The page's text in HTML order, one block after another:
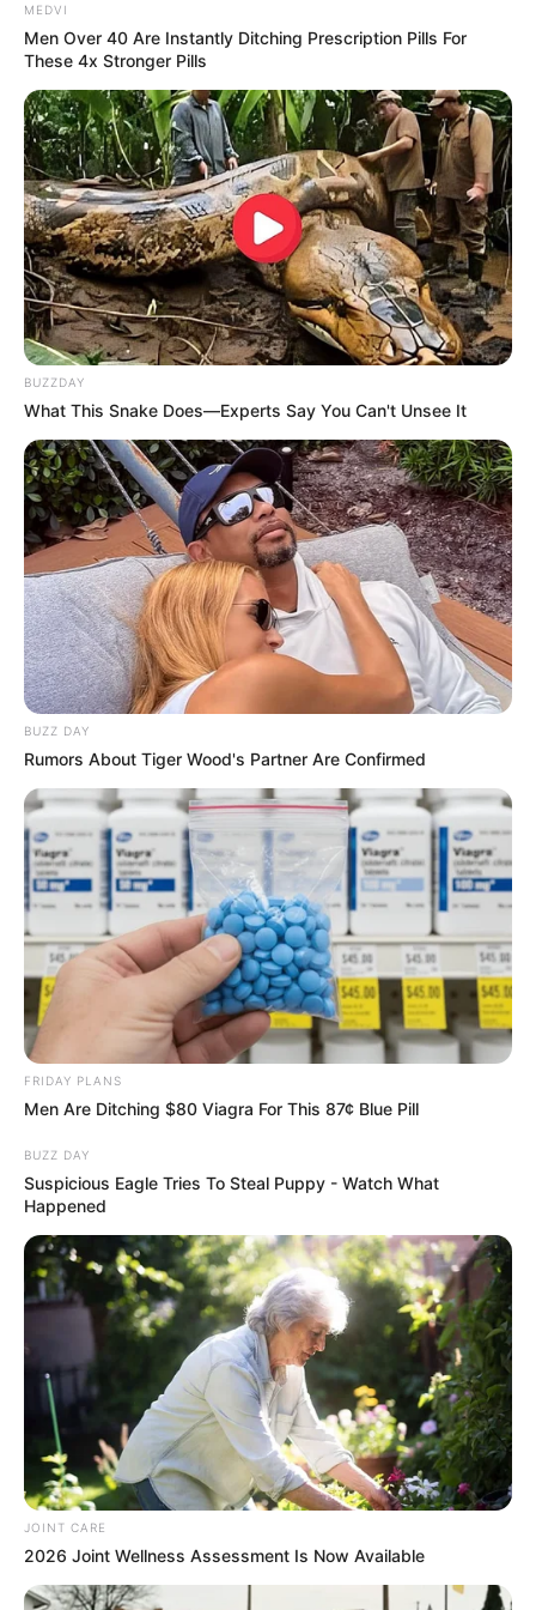
MEDVI
Men Over 40 Are Instantly Ditching Prescription Pills For
These 4x Stronger Pills
BUZZDAY
What This Snake Does—Experts Say You Can't Unsee It
BUZZ DAY
Rumors About Tiger Wood's Partner Are Confirmed
FRIDAY PLANS
Men Are Ditching $80 Viagra For This 87¢ Blue Pill
BUZZ DAY
Suspicious Eagle Tries To Steal Puppy - Watch What
Happened
JOINT CARE
2026 Joint Wellness Assessment Is Now Available